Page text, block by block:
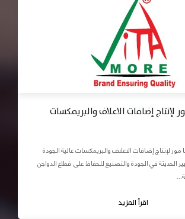
لإنتاج إضافات الاعلاف والبريمكسات
لإنتاج إضافات الاعلاف والبريمكسات عالية الجودة
الحديثة في الجودة والتصنيع للحفاظ على قطاع الدواجن
اقرأ المزيد